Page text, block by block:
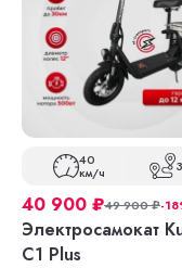
40
км/ч
40 900 ₽49 900₽-
Электросамокат
C1 Plus